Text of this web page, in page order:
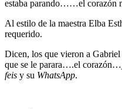
estaba parando……el corazón
Al estilo de la maestra Elba
requerido.
Dicen, los que vieron a Gabriel
que se le parara….el
feis y su WhatsApp.